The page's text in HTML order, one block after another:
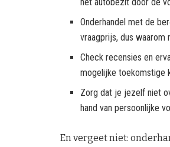
Onderhandel met de
vraagprijs, dus waarom
Check recensies en
mogelijke toekomstige
Zorg dat je jezelf niet
hand van persoonlijke
En vergeet niet: